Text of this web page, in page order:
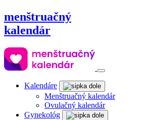
menštruačný
kalendár
Kalendáre
Menštruačný kalendár
Ovulačný kalendár
Gynekológ